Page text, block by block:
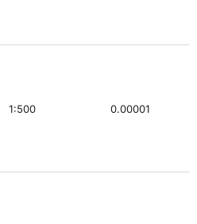
1:500 0.00001